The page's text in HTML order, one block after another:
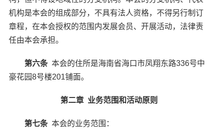
机构是本会的组成部分，不具有法人资格，不得另行制订
章程，在本会授权的范围内发展会员、开展活动，法律责
任由本会承担。
第六条本会的住所是海南省海口市凤翔东路336号中
豪花园8号楼201铺面。
第二章 业务范围和活动原则
第七条本会的业务范围：